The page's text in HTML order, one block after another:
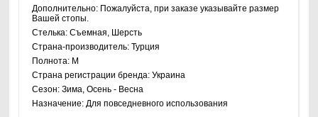
Дополнительно: Пожалуйста, при заказе указывайте размер
Вашей стопы.
Стелька:Съемная, Шерсть
Страна-производитель:Турция
Полнота: M
Страна регистрации бренда:Украина
Сезон:Зима, Осень - Весна
Назначение: Для повседневного использования